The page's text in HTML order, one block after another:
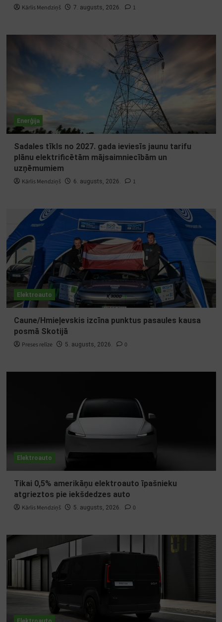
Kārlis Mendziņš 7. augusts, 2026. 1
Enerģija
Sadales tīkls no 2027. gada ieviesīs jaunu tarifu
plānu elektrificētām mājsaimniecībām un
uzņēmumiem
Kārlis Mendziņš 6. augusts, 2026. 1
Elektroauto
Caune/Hmieļevskis izcīna punktus pasaules kausa
posmā Skotijā
Preses relīze 5. augusts, 2026. 0
Elektroauto
Tikai 0,5% amerikāņu elektroauto īpašnieku
atgrieztos pie iekšdedzes auto
Kārlis Mendziņš 5. augusts, 2026. 0